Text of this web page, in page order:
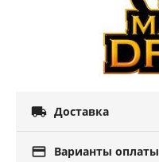
 Доставка
 Варианты оплаты